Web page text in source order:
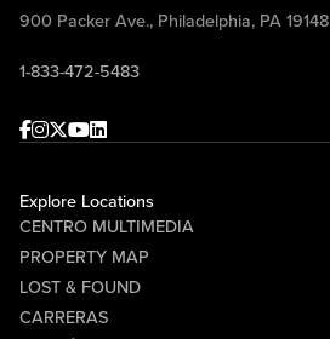
900 Packer Ave., Philadelphia, PA 19148
1-833-472-5483
Facebook
Instagram
Twitter
Youtube
linkedin
Explore Locations
CENTRO MULTIMEDIA
PROPERTY MAP
LOST & FOUND
CARRERAS